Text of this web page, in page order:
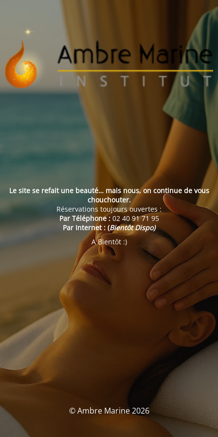
Le site se refait une beauté… mais nous, on continue de vous
chouchouter.
Réservations toujours ouvertes :
Par Téléphone :02 40 91 71 95
Par Internet : (Bientôt Dispo)
A Bientôt :)
© Ambre Marine 2026